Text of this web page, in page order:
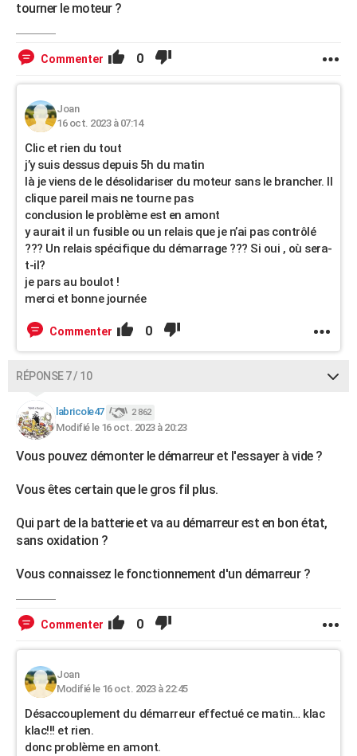
tourner le moteur ?
Commenter 0
Joan
16 oct. 2023 à 07:14
Clic et rien du tout
j’y suis dessus depuis 5h du matin
là je viens de le désolidariser du moteur sans le brancher. Il
clique pareil mais ne tourne pas
conclusion le problème est en amont
y aurait il un fusible ou un relais que je n’ai pas contrôlé
??? Un relais spécifique du démarrage ??? Si oui , où sera-
t-il?
je pars au boulot !
merci et bonne journée
Commenter 0
RÉPONSE 7 / 10
labricole47 2 862
Modifié le 16 oct. 2023 à 20:23
Vous pouvez démonter le démarreur et l'essayer à vide ?
Vous êtes certain que le gros fil plus.
Qui part de la batterie et va au démarreur est en bon état,
sans oxidation ?
Vous connaissez le fonctionnement d'un démarreur ?
Commenter 0
Joan
Modifié le 16 oct. 2023 à 22:45
Désaccouplement du démarreur effectué ce matin… klac
klac!!! et rien.
donc problème en amont.